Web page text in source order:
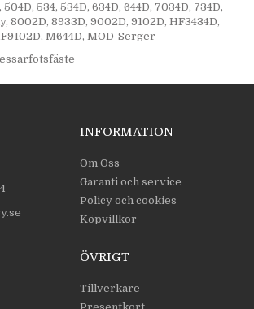
504D, 534, 534D, 634D, 644D, 7034D, 734D,
8002D, 8933D, 9002D, 9102D, HF3434D,
M644D, MOD-Serger
INFORMATION
Om Oss
Garanti och service
Policy och cookies
Köpvillkor
ÖVRIGT
Tillverkare